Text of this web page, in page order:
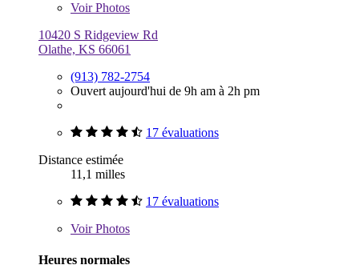
VoirPhotos
10420 S Ridgeview Rd
Olathe, KS 66061
(913) 782-2754
Ouvert aujourd'hui de 9h am à 2h pm
17 évaluations
Distance estimée
11,1 milles
17 évaluations
VoirPhotos
Heures normales